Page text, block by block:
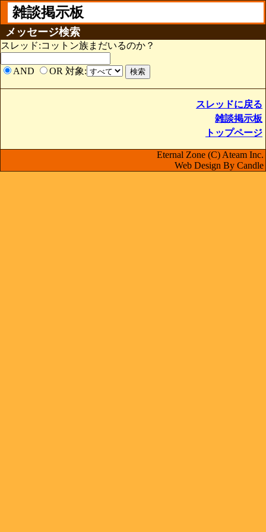
雑談掲示板
メッセージ検索
スレッド:コットン族まだいるのか？
AND OR 対象:
スレッドに戻る
雑談掲示板
トップページ
Eternal Zone (C) Ateam Inc.
Web Design By Candle